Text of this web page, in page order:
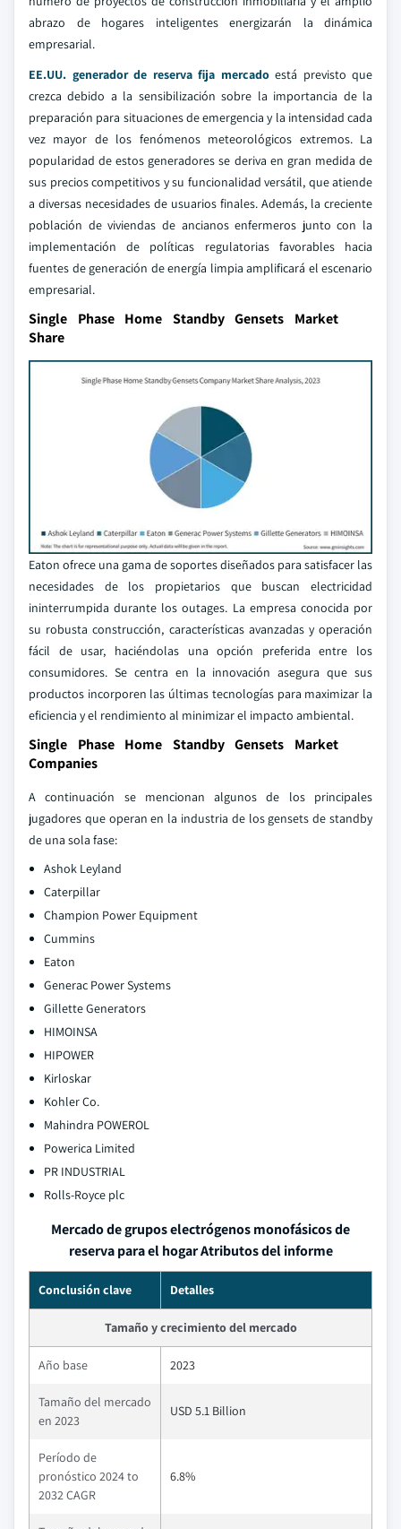
abrazo de hogares inteligentes energizarán la dinámica
empresarial.
EE.UU. generador de reserva fija mercadoestá previsto que
crezca debido a la sensibilización sobre la importancia de la
preparación para situaciones de emergencia y la intensidad cada
vez mayor de los fenómenos meteorológicos extremos. La
popularidad de estos generadores se deriva en gran medida de
sus precios competitivos y su funcionalidad versátil, que atiende
a diversas necesidades de usuarios finales. Además, la creciente
población de viviendas de ancianos enfermeros junto con la
implementación de políticas regulatorias favorables hacia
fuentes de generación de energía limpia amplificará el escenario
empresarial.
Single Phase Home Standby Gensets Market
Share
Eaton ofrece una gama de soportes diseñados para satisfacer las
necesidades de los propietarios que buscan electricidad
ininterrumpida durante los outages. La empresa conocida por
su robusta construcción, características avanzadas y operación
fácil de usar, haciéndolas una opción preferida entre los
consumidores. Se centra en la innovación asegura que sus
productos incorporen las últimas tecnologías para maximizar la
eficiencia y el rendimiento al minimizar el impacto ambiental.
Single Phase Home Standby Gensets Market
Companies
A continuación se mencionan algunos de los principales
jugadores que operan en la industria de los gensets de standby
de una sola fase:
Ashok Leyland
Caterpillar
Champion Power Equipment
Cummins
Eaton
Generac Power Systems
Gillette Generators
HIMOINSA
HIPOWER
Kirloskar
Kohler Co.
Mahindra POWEROL
Powerica Limited
PR INDUSTRIAL
Rolls-Royce plc
Mercado de grupos electrógenos monofásicos de
reserva para el hogar Atributos del informe
Conclusión clave Detalles
Tamaño y crecimiento del mercado
Año base 2023
Tamaño del mercado
en 2023
USD 5.1 Billion
Período de
pronóstico 2024 to
2032 CAGR
6.8%